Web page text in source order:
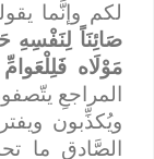
لكم وإنَّما
صَائِنَاً لِنَفْسِهِ
مَوْلَاه
المراجعِ
ويُكذِّبون
الصَّادق ما